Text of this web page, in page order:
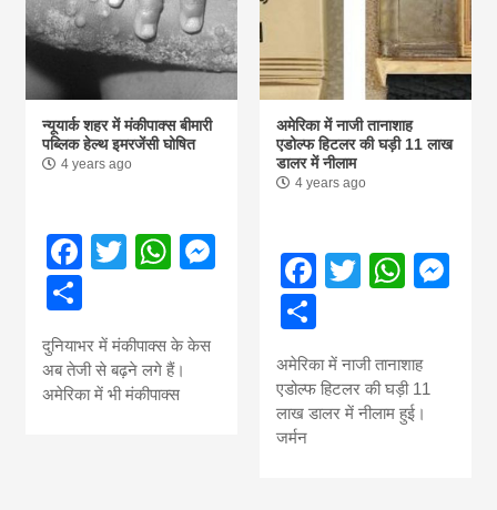
न्यूयार्क शहर में मंकीपाक्स बीमारी
पब्लिक हेल्थ इमरजेंसी घोषित
4 years ago
Facebook
TwitterWhatsApp
Messenger
दुनियाभर में मंकीपाक्स के केस
अब तेजी से बढ़ने लगे हैं।
अमेरिका में भी मंकीपाक्स
अमेरिका में नाजी तानाशाह
एडोल्फ हिटलर की घड़ी 11 लाख
डालर में नीलाम
4 years ago
Facebook
Twitter
Share
अमेरिका में नाजी तानाशाह
एडोल्फ हिटलर की घड़ी 11
लाख डालर में नीलाम हुई।
जर्मन